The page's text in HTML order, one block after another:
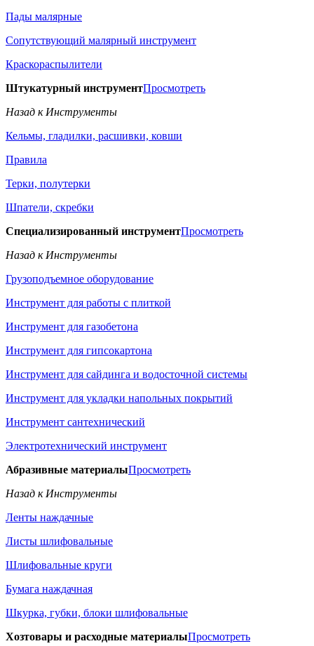
Пады малярные
Сопутствующий малярный инструмент
Краскораспылители
Штукатурный инструментПросмотреть
Назад к Инструменты
Кельмы, гладилки, расшивки, ковши
Правила
Терки, полутерки
Шпатели, скребки
Специализированный инструментПросмотреть
Назад к Инструменты
Грузоподъемное оборудование
Инструмент для работы с плиткой
Инструмент для газобетона
Инструмент для гипсокартона
Инструмент для сайдинга и водосточной системы
Инструмент для укладки напольных покрытий
Инструмент сантехнический
Электротехнический инструмент
Абразивные материалыПросмотреть
Назад к Инструменты
Ленты наждачные
Листы шлифовальные
Шлифовальные круги
Бумага наждачная
Шкурка, губки, блоки шлифовальные
Хозтовары и расходные материалыПросмотреть